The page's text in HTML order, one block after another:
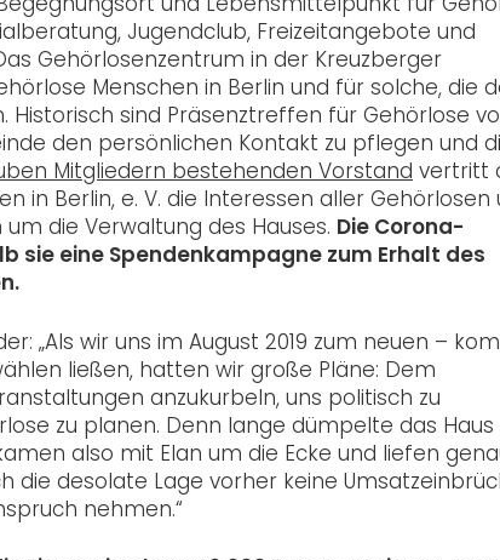
Jugendclub, Freizeitangebote und
Gehörlosenzentrum in der Kreuzberger
Menschen in Berlin und für solche, die
sind Präsenztreffen für Gehörlose
den persönlichen Kontakt zu pflegen und
Mitgliedern bestehenden Vorstand vertritt
in Berlin, e. V. die Interessen aller Gehörlosen
die Verwaltung des Hauses. Die Corona-
sie eine Spendenkampagne zum Erhalt des
„Als wir uns im August 2019 zum neuen –
ließen, hatten wir große Pläne: Dem
anzukurbeln, uns politisch zu
zu planen. Denn lange dümpelte das Haus
also mit Elan um die Ecke und liefen
die desolate Lage vorher keine
nehmen.“